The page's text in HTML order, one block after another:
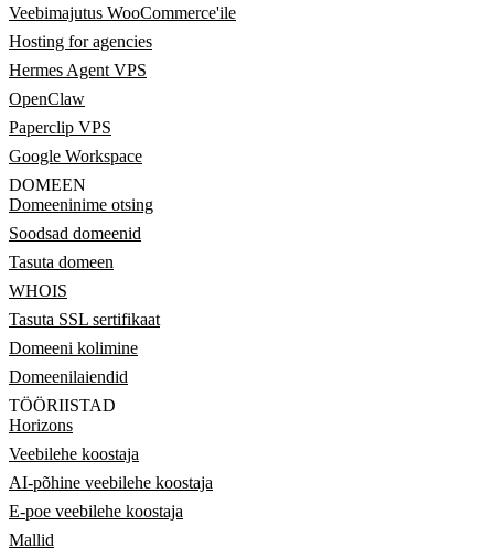
Veebimajutus WooCommerce'ile
Hosting for agencies
Hermes Agent VPS
OpenClaw
Paperclip VPS
Google Workspace
DOMEEN
Domeeninime otsing
Soodsad domeenid
Tasuta domeen
WHOIS
Tasuta SSL sertifikaat
Domeeni kolimine
Domeenilaiendid
TÖÖRIISTAD
Horizons
Veebilehe koostaja
AI-põhine veebilehe koostaja
E-poe veebilehe koostaja
Mallid